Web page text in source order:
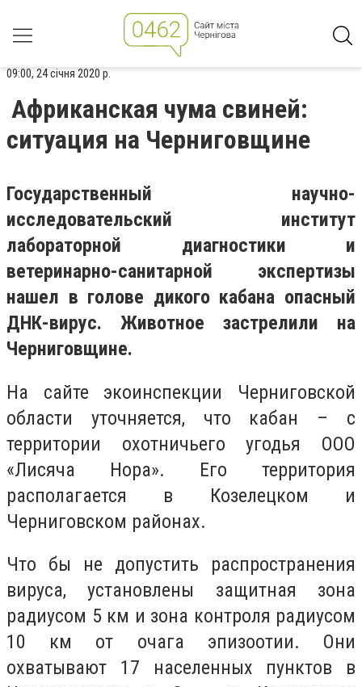
09:00, 24 січня 2020 р.
Африканская чума свиней:
ситуация на Черниговщине
Государственный научно-
исследовательский институт
лабораторной диагностики и
ветеринарно-санитарной экспертизы
нашел в голове дикого кабана опасный
ДНК-вирус. Животное застрелили на
Черниговщине.
На сайте экоинспекции Черниговской
области уточняется, что кабан – с
территории охотничьего угодья ООО
«Лисяча Нора». Его территория
располагается в Козелецком и
Черниговском районах.
Что бы не допустить распространения
вируса, установлены защитная зона
радиусом 5 км и зона контроля радиусом
10 км от очага эпизоотии. Они
охватывают 17 населенных пунктов в